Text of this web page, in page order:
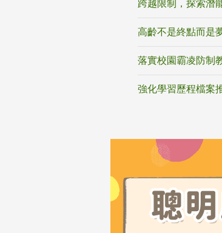
跨越限制，探索潛
高齡不是終點而是
落實校園霸凌防制
強化學習歷程檔案